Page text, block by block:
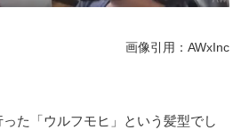
画像引用：AWxInc
た「ウルフモヒ」という髪型でし